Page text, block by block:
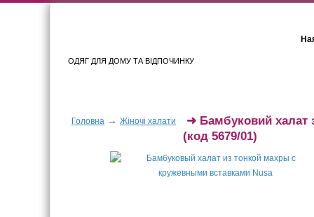
ОДЯГ ДЛЯ ДОМУ ТА ВІДПОЧИНКУ
Головна → Жіночі халати ➜ Бамбуковий халат
(код 5679/01)